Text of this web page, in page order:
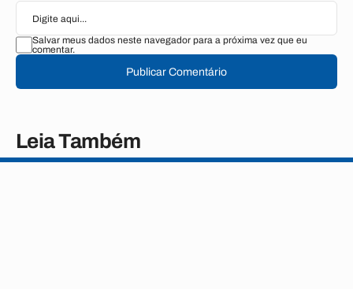
Salvar meus dados neste navegador para a próxima vez que eu
comentar.
Publicar Comentário
Leia Também